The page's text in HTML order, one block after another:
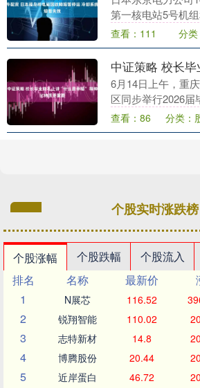
第一核电站5号机
在当地时间13日17
障，一度停止运行
备存在异....
查看：111 分
6月14日上午，重
区同步举行2026
式，13119名毕业
上，校长黄宗明以
查看：86 分类：
个股实时涨跌榜
个股涨幅 个股跌幅 个股流入
排名
名称 最新价
1
N展芯 116.52
2 锐翔智能 110.02
3 志特新材 14.8
4 博腾股份 20.44
5 近岸蛋白 46.72